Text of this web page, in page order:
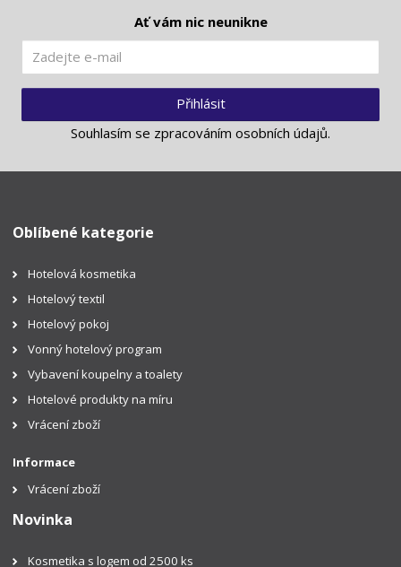
Ať vám nic neunikne
Přihlásit
Souhlasím se zpracováním osobních údajů.
Oblíbené kategorie
Hotelová kosmetika
Hotelový textil
Hotelový pokoj
Vonný hotelový program
Vybavení koupelny a toalety
Hotelové produkty na míru
Vrácení zboží
Informace
Vrácení zboží
Novinka
Kosmetika s logem od 2500 ks